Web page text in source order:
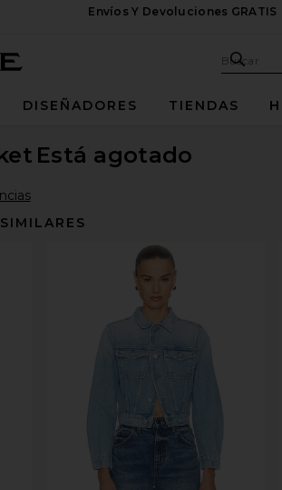
Envíos Y Devoluciones GRATIS
DISEÑADORES TIENDAS
Está agotado